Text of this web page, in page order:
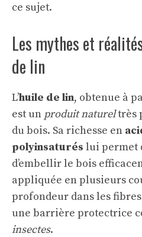
ce sujet.
Les mythes et
de lin
L’huile de lin, obtenue à
est un produit natureltrès
du bois. Sa richesse en
polyinsaturés lui permet
d’embellir le bois
appliquée en plusieurs
profondeur dans les
une barrière protectrice
insectes.